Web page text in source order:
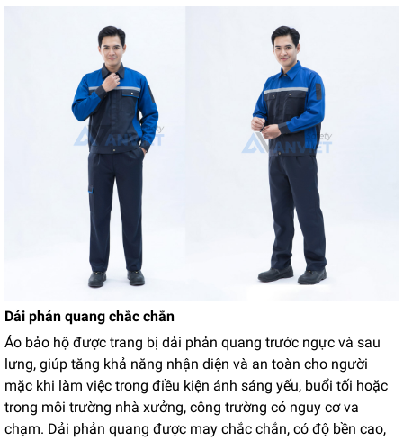
Dải phản quang chắc chắn
Áo bảo hộ được trang bị dải phản quang trước ngực và sau
lưng, giúp tăng khả năng nhận diện và an toàn cho người
mặc khi làm việc trong điều kiện ánh sáng yếu, buổi tối hoặc
trong môi trường nhà xưởng, công trường có nguy cơ va
chạm. Dải phản quang được may chắc chắn, có độ bền cao,